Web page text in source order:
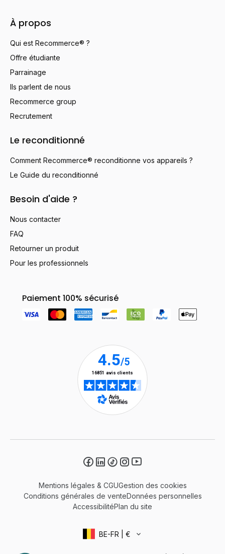
À propos
Qui est Recommerce® ?
Offre étudiante
Parrainage
Ils parlent de nous
Recommerce group
Recrutement
Le reconditionné
Comment Recommerce® reconditionne vos appareils ?
Le Guide du reconditionné
Besoin d'aide ?
Nous contacter
FAQ
Retourner un produit
Pour les professionnels
Paiement 100% sécurisé
Mentions légales & CGUGestion des cookies
Conditions générales de venteDonnées personnelles
AccessibilitéPlan du site
BE-FR | €